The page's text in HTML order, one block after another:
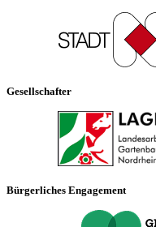
Gesellschafter
Bürgerliches Engagement